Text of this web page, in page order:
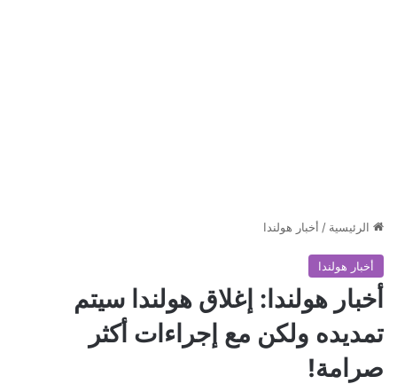
الرئيسية / أخبار هولندا
أخبار هولندا
أخبار هولندا: إغلاق هولندا سيتم
تمديده ولكن مع إجراءات أكثر
صرامة!